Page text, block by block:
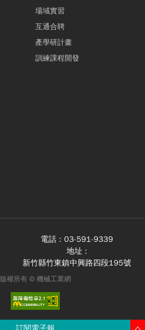
場域實習
互通合聘
產學研計畫
訓練課程開發
電話： 03-591-9339
地址 :
新竹縣竹東鎮中興路四段195號
版權所有 © 機械工業網